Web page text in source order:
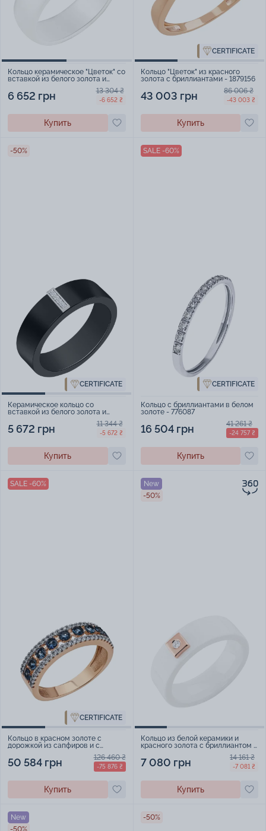
Кольцо керамическое "Цветок" со
вставкой из белого золота и
дорожкой бриллиантов - 2111781
6 652 грн 13 304 ₴
-6 652 ₴
Купить
CERTIFICATE
Кольцо "Цветок" из красного
золота с бриллиантами - 1879156
43 003 грн 86 006 ₴
-43 003 ₴
Купить
-50%
CERTIFICATE
Керамическое кольцо со
вставкой из белого золота и
дорожкой бриллиантов - 2111783
5 672 грн 11 344 ₴
-5 672 ₴
Купить
SALE -60%
CERTIFICATE
Кольцо с бриллиантами в белом
золоте - 776087
16 504 грн 41 261 ₴
-24 757 ₴
Купить
SALE -60%
CERTIFICATE
Кольцо в красном золоте с
дорожкой из сапфиров и с
50 584 грн 126 460 ₴
-75 876 ₴
Купить
New
-50%
Кольцо из белой керамики и
красного золота с бриллиантом -
7 080 грн 14 161 ₴
-7 081 ₴
Купить
New
-50%
-50%